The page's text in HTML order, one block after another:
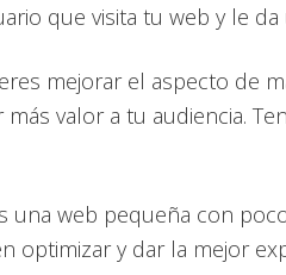
que visita tu web y le
mejorar el aspecto de
más valor a tu audiencia.
una web pequeña con
optimizar y dar la mejor